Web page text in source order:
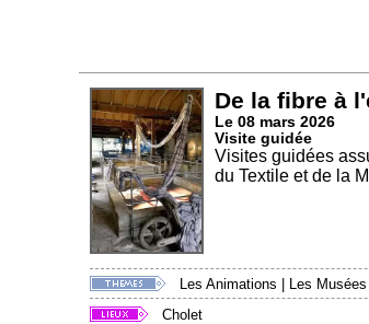
De la fibre à
Le 08 mars 2026
Visite guidée
Visites guidées
du Textile et de la
Les Animations Les Musées
Cholet